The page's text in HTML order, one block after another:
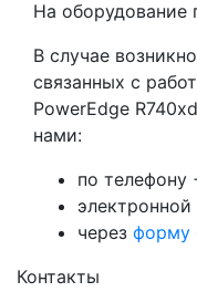
На оборудование
В случае
связанных с
PowerEdge
нами:
по телефону
электронной
через форму
Контакты